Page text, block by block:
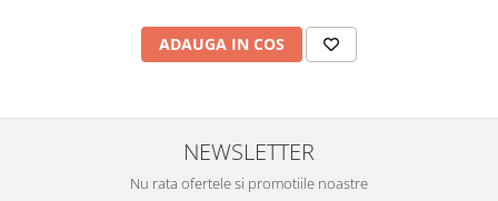
ADAUGA IN COS
NEWSLETTER
Nu rata ofertele si promotiile noastre